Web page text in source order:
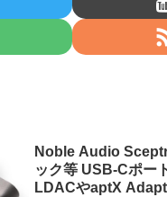
Noble Audio
ック等 USB-Cポー
LDACやaptX